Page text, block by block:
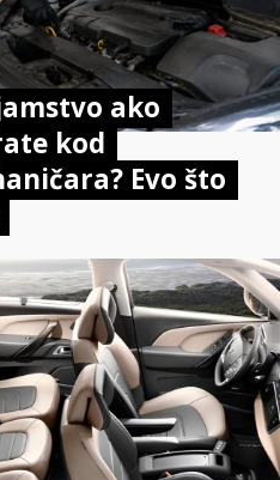
ako
kod
Evo što